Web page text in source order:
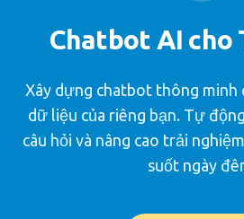
Chatbot AI cho
Xây dựng chatbot thông
dữ liệu của riêng bạn. Tự
câu hỏi và nâng cao trải
suốt ngày